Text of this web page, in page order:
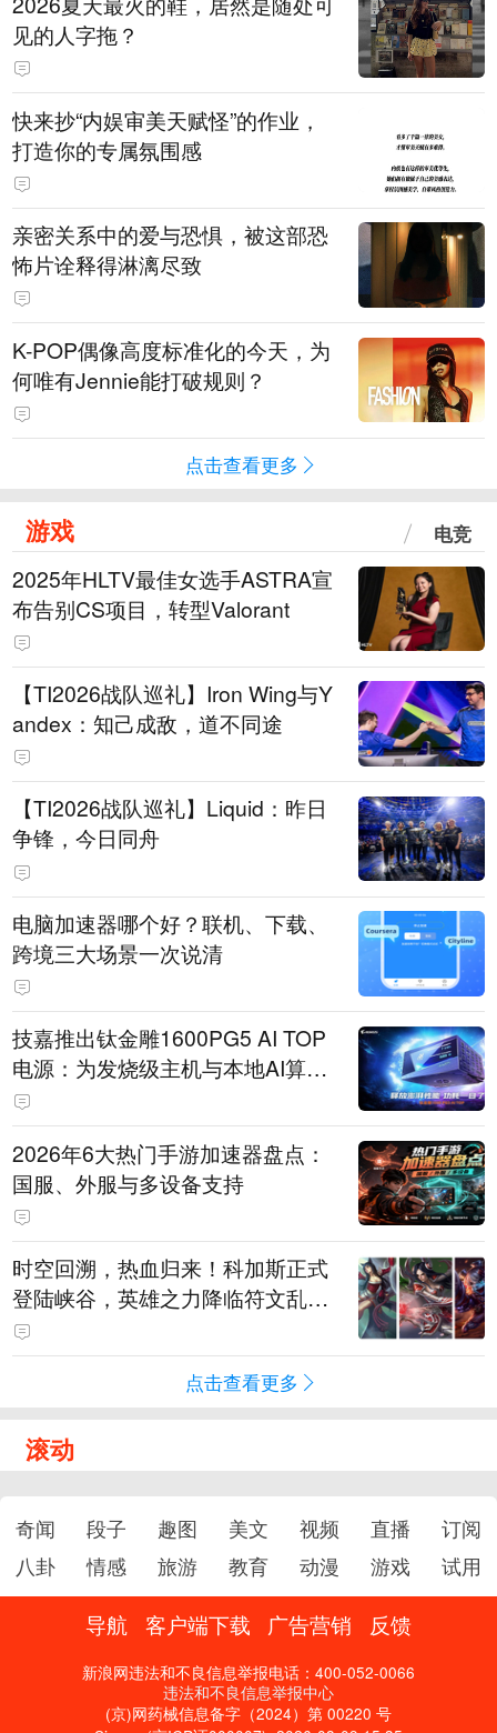
见的人字拖？
快来抄“内娱审美天赋怪”的作业，
打造你的专属氛围感
亲密关系中的爱与恐惧，被这部恐
怖片诠释得淋漓尽致
K-POP偶像高度标准化的今天，为
何唯有Jennie能打破规则？
点击查看更多
游戏 电竞
2025年HLTV最佳女选手ASTRA宣
布告别CS项目，转型Valorant
【TI2026战队巡礼】Iron Wing与Y
andex：知己成敌，道不同途
【TI2026战队巡礼】Liquid：昨日
争锋，今日同舟
电脑加速器哪个好？联机、下载、
跨境三大场景一次说清
技嘉推出钛金雕1600PG5 AI TOP
电源：为发烧级主机与本地AI算力
打造旗舰供电方案
2026年6大热门手游加速器盘点：
国服、外服与多设备支持
时空回溯，热血归来！科加斯正式
登陆峡谷，英雄之力降临符文乱
斗！
点击查看更多
滚动
奇闻 段子 趣图 美文 视频 直播
订阅
八卦
情感 旅游 教育 动漫 游戏 试用
导航 客户端下载 广告营销 反馈
新浪网违法和不良信息举报电话：400-052-0066
违法和不良信息举报中心
(京)网药械信息备字（2024）第 00220 号